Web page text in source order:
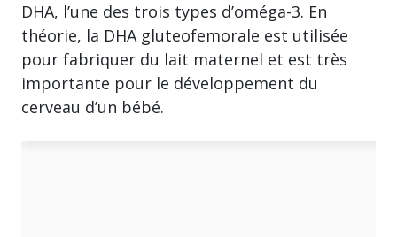
DHA, l’une des trois types d’oméga-3. En
théorie, la DHA gluteofemorale est utilisée
pour fabriquer du lait maternel et est très
importante pour le développement du
cerveau d’un bébé.